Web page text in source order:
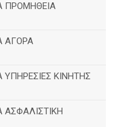
ΠΡΟΜΗΘΕΙΑ
ΑΓΟΡΑ
ΚΙΝΗΤΗΣ